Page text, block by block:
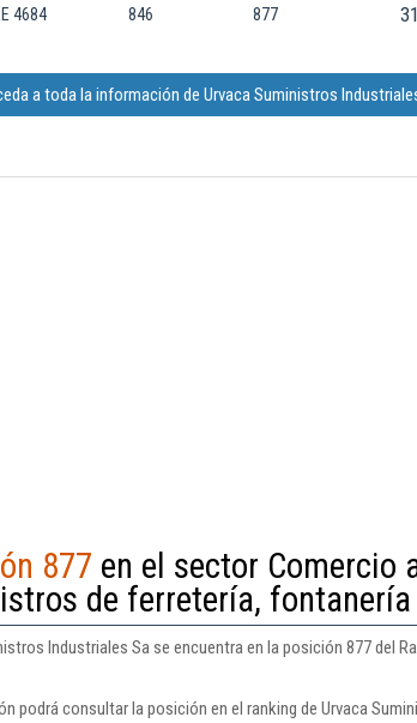
4684 846 877 31
a toda la información de Urvaca Suministros
877 en el sector Comercio
de ferretería,
Industriales Sa se encuentra en la posición 877 del
podrá consultar la posición en el ranking de Urvaca